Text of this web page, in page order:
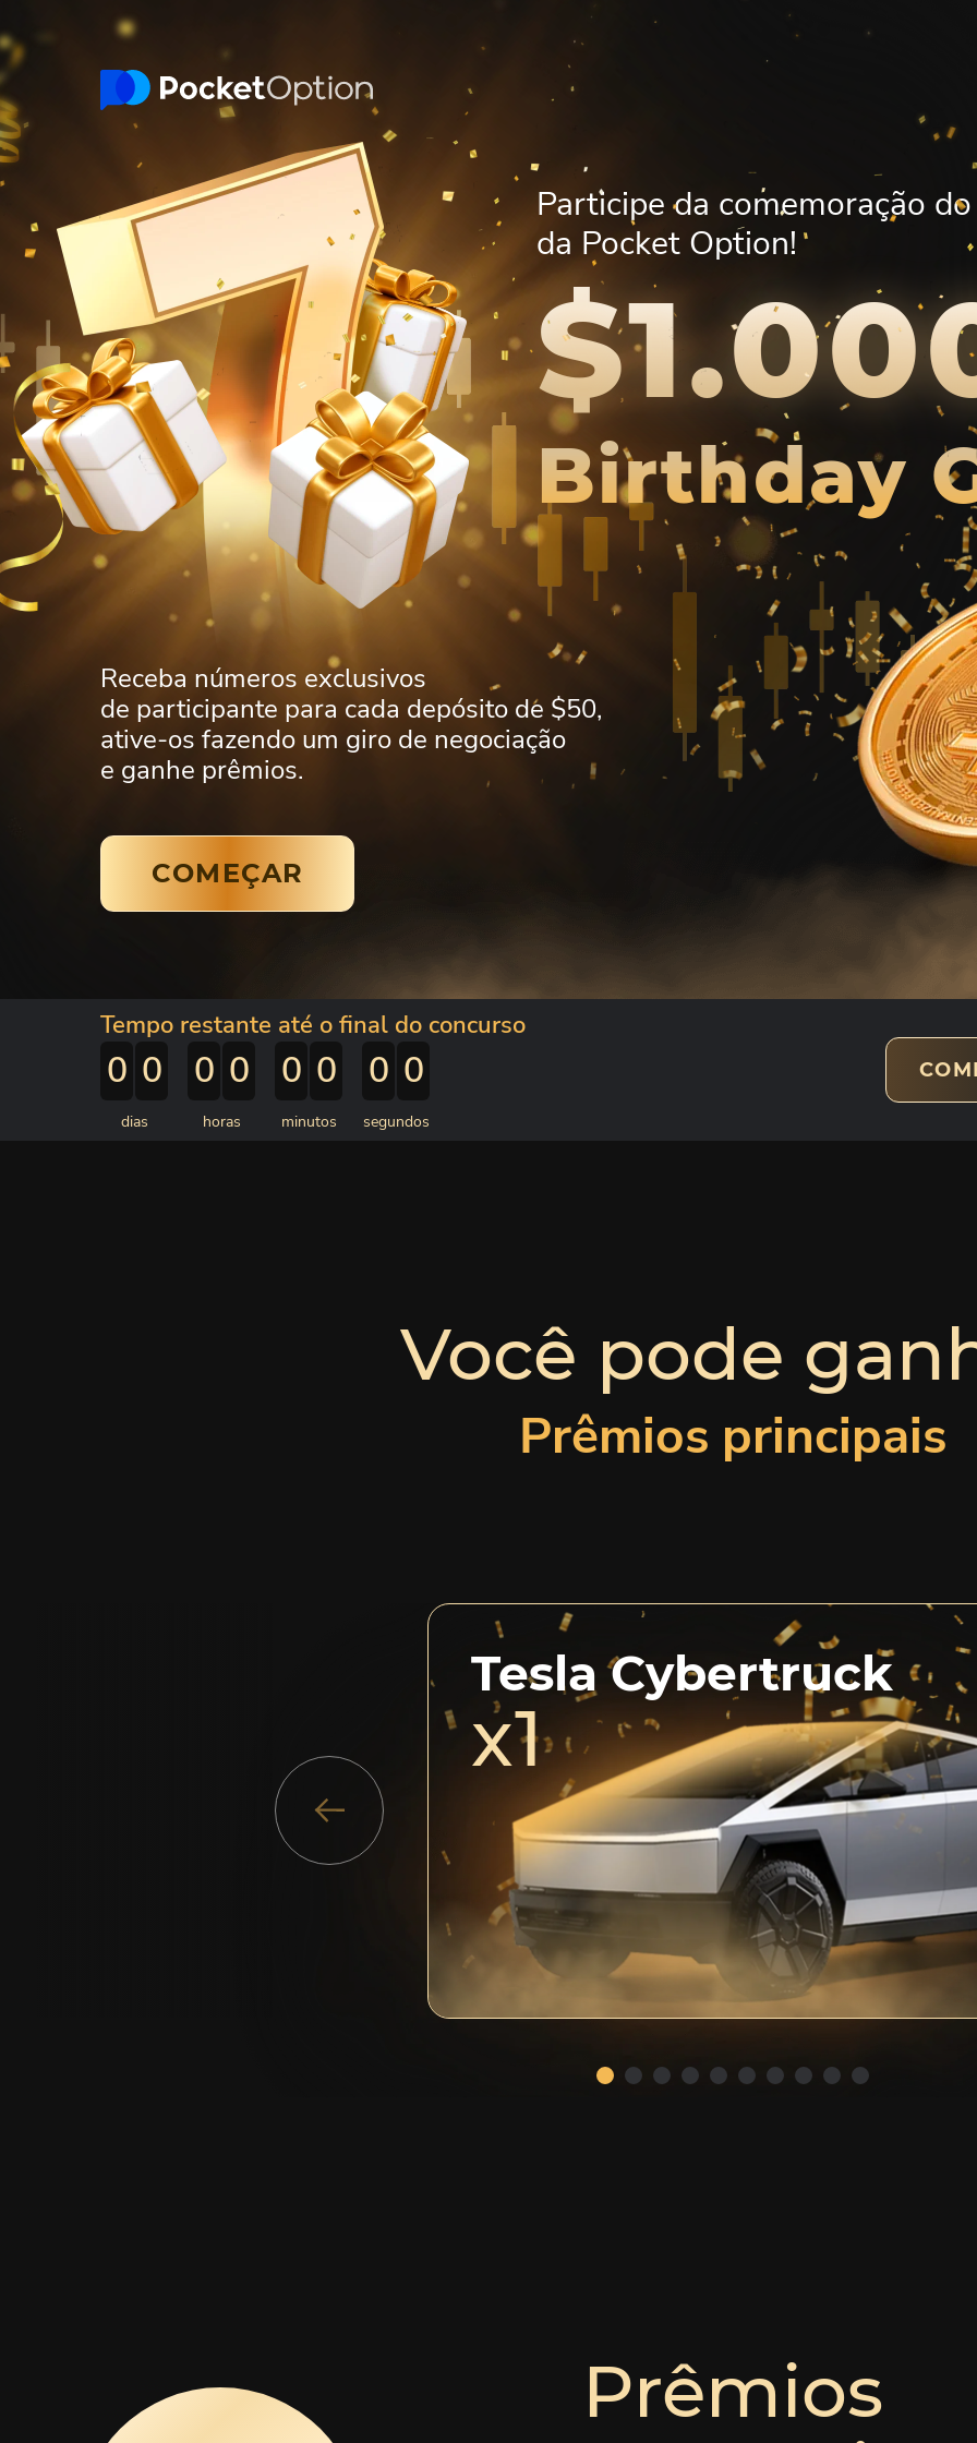
Participe da comemoração
da Pocket Option!
Birthday
Receba números exclusivos
de participante para cada depósito de $50,
ative-os fazendo um giro de negociação
e ganhe prêmios.
COMEÇAR
Tempo restante até o final do concurso
0 0
dias
0 0
horas
0 0
minutos
0 0
segundos
Você pode
Prêmios principais
Tesla Cybertruck
x1
Prêmios